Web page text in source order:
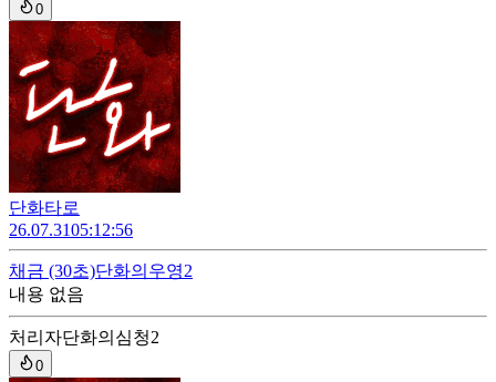
0
단화타로
26.07.3105:12:56
채금 (30초)단화의우영2
내용 없음
처리자단화의심청2
0